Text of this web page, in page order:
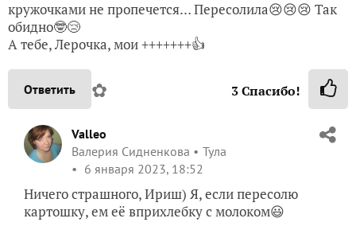
кружочками не пропечется… Пересолила😢😢😢 Так
обидно🤓😢
А тебе, Лерочка, мои +++++++👍
Ответить ✿ 3Спасибо!
Valleo
Валерия Сидненкова
Тула
6 января 2023, 18:52
Ничего страшного, Ириш) Я, если пересолю
картошку, ем её вприхлебку с молоком😃